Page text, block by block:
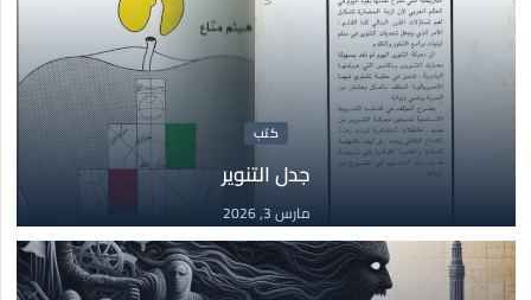
دبلوم حقوق الإنسان الأساسية غير القابلة للتصرف
15
أغسطس
سوريا تحت سلطان الفاشية الجهادية
14 مايو, 2025
14
مايو
كتب
جدل التنوير
مارس 3, 2026